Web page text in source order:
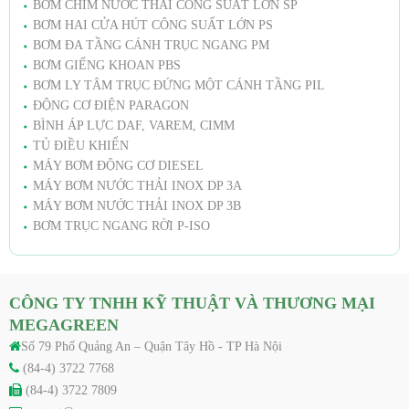
BƠM CHÌM NƯỚC THẢI CÔNG SUẤT LỚN SP
BƠM HAI CỬA HÚT CÔNG SUẤT LỚN PS
BƠM ĐA TẦNG CÁNH TRỤC NGANG PM
BƠM GIẾNG KHOAN PBS
BƠM LY TÂM TRỤC ĐỨNG MỘT CÁNH TẦNG PIL
ĐỘNG CƠ ĐIỆN PARAGON
BÌNH ÁP LỰC DAF, VAREM, CIMM
TỦ ĐIỀU KHIỂN
MÁY BƠM ĐỘNG CƠ DIESEL
MÁY BƠM NƯỚC THẢI INOX DP 3A
MÁY BƠM NƯỚC THẢI INOX DP 3B
BƠM TRỤC NGANG RỜI P-ISO
CÔNG TY TNHH KỸ THUẬT VÀ THƯƠNG MẠI
MEGAGREEN
Số 79 Phố Quảng An – Quận Tây Hồ - TP Hà Nội
(84-4) 3722 7768
(84-4) 3722 7809